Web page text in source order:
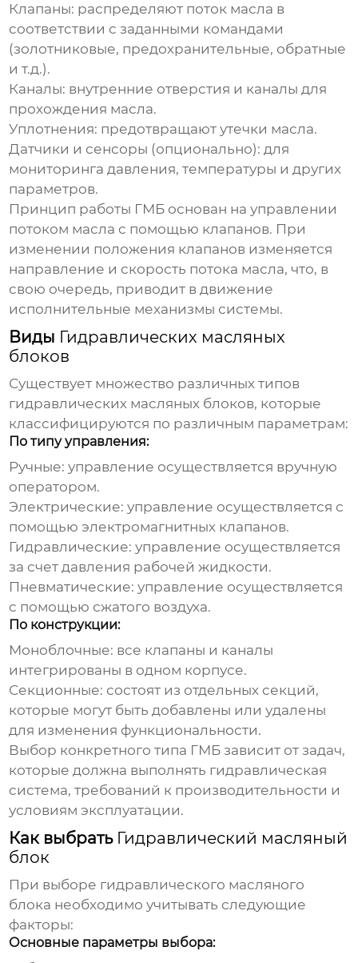
Клапаны: распределяют поток масла в
соответствии с заданными командами
(золотниковые, предохранительные, обратные
и т.д.).
Каналы: внутренние отверстия и каналы для
прохождения масла.
Уплотнения: предотвращают утечки масла.
Датчики и сенсоры (опционально): для
мониторинга давления, температуры и других
параметров.
Принцип работы ГМБ основан на управлении
потоком масла с помощью клапанов. При
изменении положения клапанов изменяется
направление и скорость потока масла, что, в
свою очередь, приводит в движение
исполнительные механизмы системы.
Виды Гидравлических масляных
блоков
Существует множество различных типов
гидравлических масляных блоков, которые
классифицируются по различным параметрам:
По типу управления:
Ручные: управление осуществляется вручную
оператором.
Электрические: управление осуществляется с
помощью электромагнитных клапанов.
Гидравлические: управление осуществляется
за счет давления рабочей жидкости.
Пневматические: управление осуществляется
с помощью сжатого воздуха.
По конструкции:
Моноблочные: все клапаны и каналы
интегрированы в одном корпусе.
Секционные: состоят из отдельных секций,
которые могут быть добавлены или удалены
для изменения функциональности.
Выбор конкретного типа ГМБ зависит от задач,
которые должна выполнять гидравлическая
система, требований к производительности и
условиям эксплуатации.
Как выбрать Гидравлический масляный
блок
При выборе гидравлического масляного
блока необходимо учитывать следующие
факторы:
Основные параметры выбора: